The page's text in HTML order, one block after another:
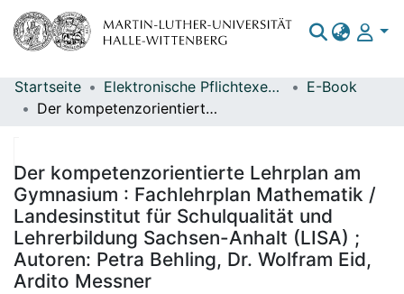
Bereiche & Sammlungen
Statistiken
Startseite Elektronische Pflichtexemplare
E-Book
Der kompetenzorientierte Lehrplan am Gymnasium : Fachlehrplan Mathematik / Landesinstitut für Schulqualität und Lehrerbildung Sachsen-Anhalt (LISA) ; Autoren: Petra Behling, Dr. Wolfram Eid, Ardito Messner
Der kompetenzorientierte Lehrplan am
Gymnasium : Fachlehrplan Mathematik /
Landesinstitut für Schulqualität und
Lehrerbildung Sachsen-Anhalt (LISA) ;
Autoren: Petra Behling, Dr. Wolfram Eid,
Ardito Messner